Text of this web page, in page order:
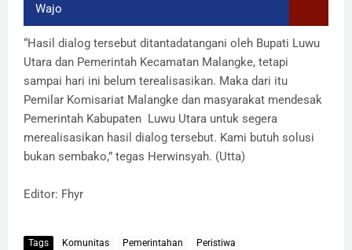
Wajo
“Hasil dialog tersebut ditantadatangani oleh Bupati Luwu
Utara dan Pemerintah Kecamatan Malangke, tetapi
sampai hari ini belum terealisasikan. Maka dari itu
Pemilar Komisariat Malangke dan masyarakat mendesak
Pemerintah Kabupaten Luwu Utara untuk segera
merealisasikan hasil dialog tersebut. Kami butuh solusi
bukan sembako,” tegas Herwinsyah. (Utta)
Editor: Fhyr
Tags Komunitas Pemerintahan Peristiwa